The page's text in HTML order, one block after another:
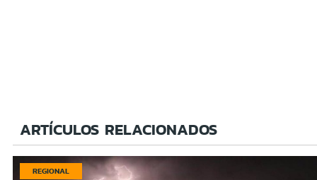
ARTÍCULOS RELACIONADOS
REGIONAL